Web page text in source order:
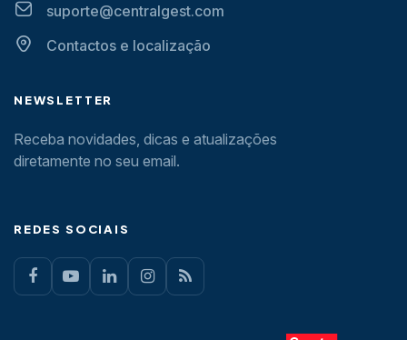
suporte@centralgest.com
Contactos e localização
NEWSLETTER
Receba novidades, dicas e atualizações
diretamente no seu email.
REDES SOCIAIS